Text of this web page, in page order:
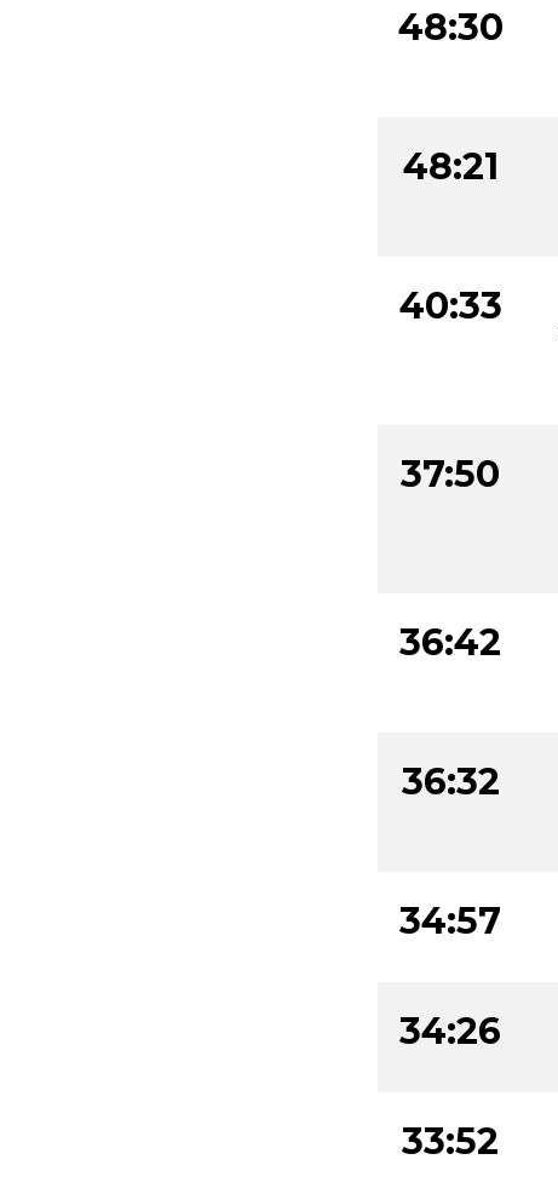
48:30
48:21
40:33
37:50
36:42
36:32
34:57
34:26
33:52